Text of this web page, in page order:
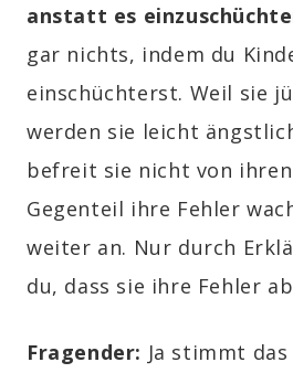
anstatt es
gar nichts, indem du
einschüchterst. Weil sie
werden sie leicht
befreit sie nicht von
Gegenteil ihre Fehler
weiter an. Nur durch
du, dass sie ihre Fehler
Fragender: Ja stimmt